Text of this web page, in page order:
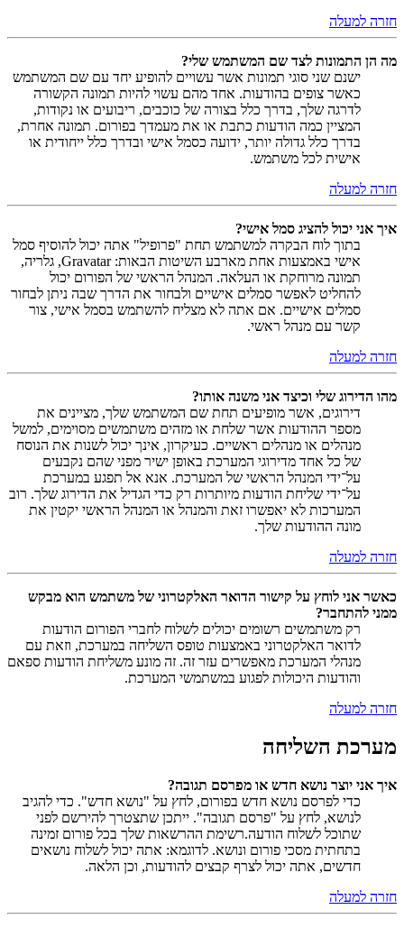
חזרה למעלה
מה הן התמונות לצד שם המשתמש שלי?
ישנם שני סוגי תמונות אשר עשויים להופיע יחד עם שם המשתמש
כאשר צופים בהודעות. אחד מהם עשוי להיות תמונה הקשורה
לדרגה שלך, בדרך כלל בצורה של כוכבים, ריבועים או נקודות,
המציין כמה הודעות כתבת או את מעמדך בפורום. תמונה אחרת,
בדרך כלל גדולה יותר, ידועה כסמל אישי ובדרך כלל ייחודית או
אישית לכל משתמש.
חזרה למעלה
איך אני יכול להציג סמל אישי?
בתוך לוח הבקרה למשתמש תחת "פרופיל" אתה יכול להוסיף סמל
אישי באמצעות אחת מארבע השיטות הבאות: Gravatar, גלריה,
תמונה מרוחקת או העלאה. המנהל הראשי של הפורום יכול
להחליט לאפשר סמלים אישיים ולבחור את הדרך שבה ניתן לבחור
סמלים אישיים. אם אתה לא מצליח להשתמש בסמל אישי, צור
קשר עם מנהל ראשי.
חזרה למעלה
מהו הדירוג שלי וכיצד אני משנה אותו?
דירוגים, אשר מופיעים תחת שם המשתמש שלך, מציינים את
מספר ההודעות אשר שלחת או מזהים משתמשים מסוימים, למשל
מנהלים או מנהלים ראשיים. כעיקרון, אינך יכול לשנות את הנוסח
של כל אחד מדירוגי המערכת באופן ישיר מפני שהם נקבעים
על־ידי המנהל הראשי של המערכת. אנא אל תפגע במערכת
על־ידי שליחת הודעות מיותרות רק כדי הגדיל את הדירוג שלך. רוב
המערכות לא יאפשרו זאת והמנהל או המנהל הראשי יקטין את
מונה ההודעות שלך.
חזרה למעלה
כאשר אני לוחץ על קישור הדואר האלקטרוני של משתמש הוא מבקש
ממני להתחבר?
רק משתמשים רשומים יכולים לשלוח לחברי הפורום הודעות
לדואר האלקטרוני באמצעות טופס השליחה במערכת, וזאת עם
מנהלי המערכת מאפשרים עזר זה. זה מונע משליחת הודעות ספאם
והודעות היכולות לפגוע במשתמשי המערכת.
חזרה למעלה
מערכת השליחה
איך אני יוצר נושא חדש או מפרסם תגובה?
כדי לפרסם נושא חדש בפורום, לחץ על "נושא חדש". כדי להגיב
לנושא, לחץ על "פרסם תגובה". ייתכן שתצטרך להירשם לפני
שתוכל לשלוח הודעה.רשימת ההרשאות שלך בכל פורום זמינה
בתחתית מסכי פורום ונושא. לדוגמא: אתה יכול לשלוח נושאים
חדשים, אתה יכול לצרף קבצים להודעות, וכן הלאה.
חזרה למעלה